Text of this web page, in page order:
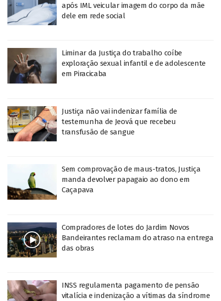
após IML veicular imagem do corpo da mãe
dele em rede social
Liminar da Justiça do trabalho coíbe
exploração sexual infantil e de adolescente
em Piracicaba
Justiça não vai indenizar família de
testemunha de Jeová que recebeu
transfusão de sangue
Sem comprovação de maus-tratos, Justiça
manda devolver papagaio ao dono em
Caçapava
Compradores de lotes do Jardim Novos
Bandeirantes reclamam do atraso na entrega
das obras
INSS regulamenta pagamento de pensão
vitalícia e indenização a vítimas da síndrome